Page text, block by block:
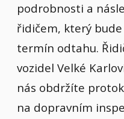
podrobnosti a
řidičem, který
termín odtahu.
vozidel Velké
nás obdržíte
na dopravním